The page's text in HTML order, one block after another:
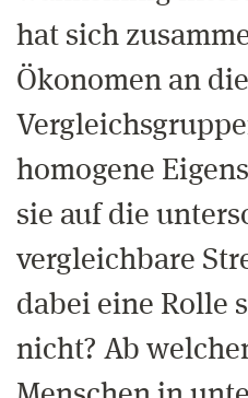
hat sich
Ökonomen an
homogene
sie auf die
vergleichbare
dabei eine Rolle
nicht? Ab